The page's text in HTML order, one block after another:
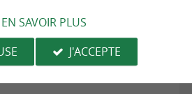
08/2026
EN SAVOIR PLUS
J'ACCEPTE